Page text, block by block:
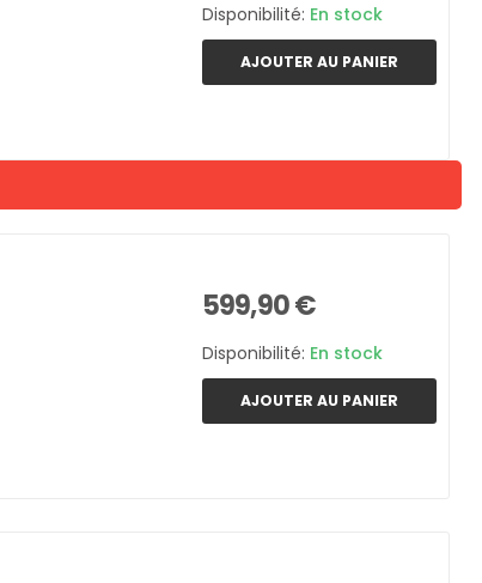
Disponibilité: En stock
AJOUTER AU PANIER
599,90 €
Disponibilité: En stock
AJOUTER AU PANIER